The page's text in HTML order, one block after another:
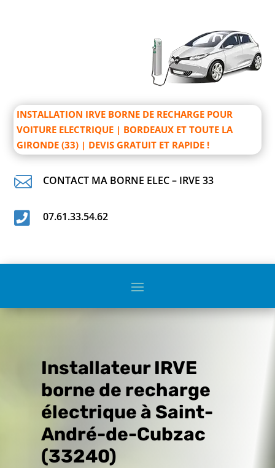
INSTALLATION IRVE BORNE DE RECHARGE POUR
VOITURE ELECTRIQUE | BORDEAUX ET TOUTE LA
GIRONDE (33) | DEVIS GRATUIT ET RAPIDE !
 CONTACT MA BORNE ELEC – IRVE 33
 07.61.33.54.62
Installateur IRVE
borne de recharge
électrique à Saint-
André-de-Cubzac
(33240)